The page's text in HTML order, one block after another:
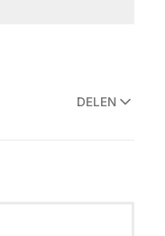
DELEN